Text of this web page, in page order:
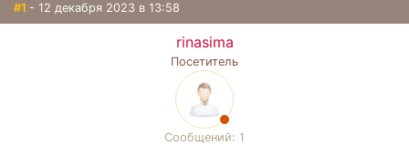
#1 - 12 декабря 2023 в 13:58
rinasima
Посетитель
Сообщений: 1